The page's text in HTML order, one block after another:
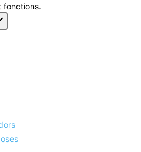
fonctions.